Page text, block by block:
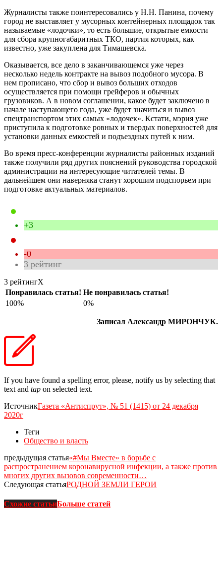
Журналисты также поинтересовались у Н.Н. Панина, почему
город не выставляет у мусорных контейнерных площадок так
называемые «лодочки», то есть большие, открытые емкости
для сбора крупногабаритных ТКО, партия которых, как
известно, уже закуплена для Тимашевска.
Оказывается, все дело в заканчивающемся уже через
несколько недель контракте на вывоз подобного мусора. В
нем прописано, что сбор и вывоз больших отходов
осуществляется при помощи грейферов и обычных
грузовиков. А в новом соглашении, какое будет заключено в
начале наступающего года, уже будет значиться и вывоз
спецтранспортом этих самых «лодочек». Кстати, мэрия уже
приступила к подготовке ровных и твердых поверхностей для
установки данных емкостей и подъездных путей к ним.
Во время пресс-конференции журналисты районных изданий
также получили ряд других пояснений руководства городской
администрации на интересующие читателей темы. В
дальнейшем они наверняка станут хорошим подспорьем при
подготовке актуальных материалов.
+3
-0
3 рейтинг
3 рейтингX
Понравилась статья! Не понравилась статья!
100%
0%
Записал Александр МИРОНЧУК.
If you have found a spelling error, please, notify us by selecting that
text and tap on selected text.
ИсточникГазета «Антиспрут», № 51 (1415) от 24 декабря
2020г
Теги
Общество и власть
предыдущая статья«#Мы Вместе» в борьбе с
распространением коронавирусной инфекции, а также против
многих других вызовов современности…
Следующая статьяРОДНОЙ ЗЕМЛИ ГЕРОИ
Схожие статьиБольше статей